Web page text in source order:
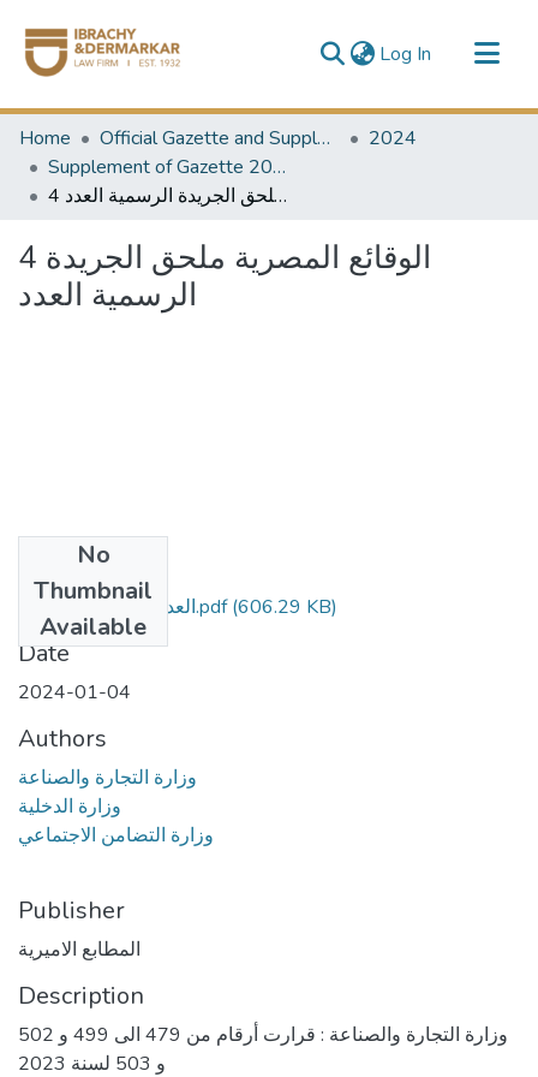
Log In (current)
Communities & Collections
All of DSpace
Home Official Gazette and Supplement
2024
Supplement of Gazette 2024
4 الوقائع المصرية ملحق الجريدة الرسمية العدد
4 الوقائع المصرية ملحق الجريدة
الرسمية العدد
No
Thumbnail
Available
العدد رقم 4 - مؤمن.pdf(606.29 KB)
Date
2024-01-04
Authors
وزارة التجارة والصناعة
وزارة الدخلية
وزارة التضامن الاجتماعي
Publisher
المطابع الاميرية
Description
وزارة التجارة والصناعة : قرارت أرقام من 479 الى 499 و 502
و 503 لسنة 2023